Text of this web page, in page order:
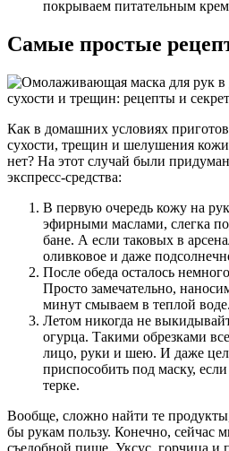
покрываем питательным
Самые простые
Как в домашних условиях
сухости, трещин и шелушения
нет? На этот случай были
экспресс-средства:
В первую очередь кожу на
эфирными маслами, слегка
бане. А если таковых в
оливковое и даже
После обеда осталось
Просто замечательно,
минут смываем в теплой воде.
Летом никогда не
огурца. Такими обрезками
лицо, руки и шею. И даже
приспособить под маску,
терке.
Вообще, сложно найти те
бы рукам пользу. Конечно, сейчас